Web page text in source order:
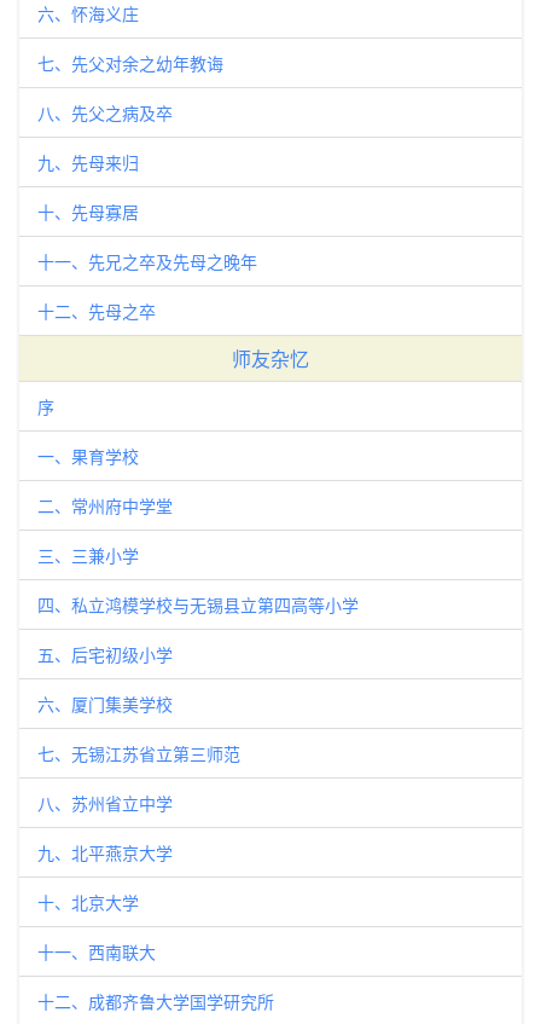
六、怀海义庄
七、先父对余之幼年教诲
八、先父之病及卒
九、先母来归
十、先母寡居
十一、先兄之卒及先母之晚年
十二、先母之卒
师友杂忆
序
一、果育学校
二、常州府中学堂
三、三兼小学
四、私立鸿模学校与无锡县立第四高等小学
五、后宅初级小学
六、厦门集美学校
七、无锡江苏省立第三师范
八、苏州省立中学
九、北平燕京大学
十、北京大学
十一、西南联大
十二、成都齐鲁大学国学研究所